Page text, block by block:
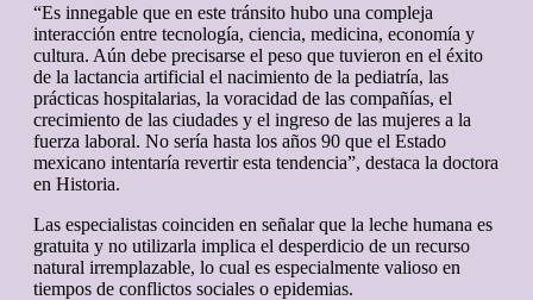
“Es innegable que en este tránsito hubo una compleja
interacción entre tecnología, ciencia, medicina, economía y
cultura. Aún debe precisarse el peso que tuvieron en el éxito
de la lactancia artificial el nacimiento de la pediatría, las
prácticas hospitalarias, la voracidad de las compañías, el
crecimiento de las ciudades y el ingreso de las mujeres a la
fuerza laboral. No sería hasta los años 90 que el Estado
mexicano intentaría revertir esta tendencia”, destaca la doctora
en Historia.
Las especialistas coinciden en señalar que la leche humana es
gratuita y no utilizarla implica el desperdicio de un recurso
natural irremplazable, lo cual es especialmente valioso en
tiempos de conflictos sociales o epidemias.